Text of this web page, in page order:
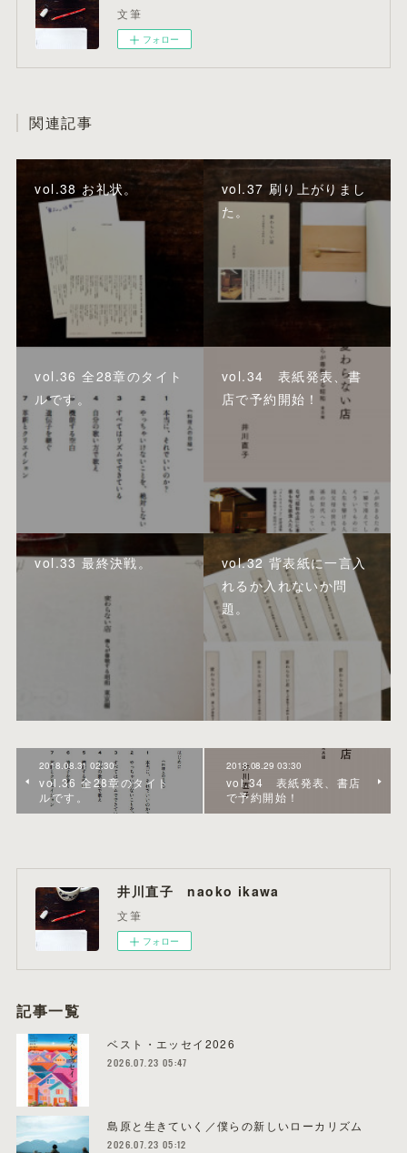
文筆
フォロー
関連記事
vol.38 お礼状。
vol.37 刷り上がりまし
た。
vol.36 全28章のタイト
ルです。
vol.34 表紙発表、書
店で予約開始！
vol.33 最終決戦。
vol.32 背表紙に一言入
れるか入れないか問
題。
2018.08.31 02:30
vol.36 全28章のタイト
ルです。
2018.08.29 03:30
vol.34 表紙発表、書店
で予約開始！
井川直子 naoko ikawa
文筆
フォロー
記事一覧
ベスト・エッセイ2026
2026.07.23 05:47
島原と生きていく／僕らの新しいローカリズム
2026.07.23 05:12